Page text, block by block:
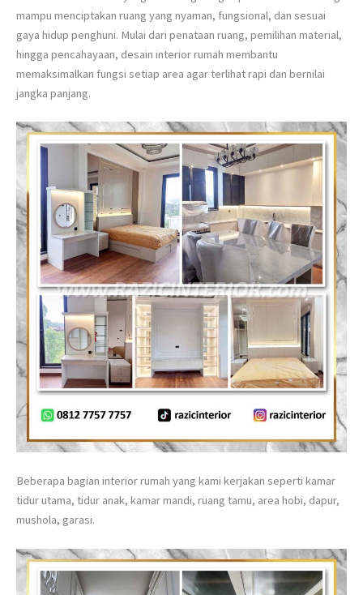
mampu menciptakan ruang yang nyaman, fungsional, dan sesuai
gaya hidup penghuni. Mulai dari penataan ruang, pemilihan material,
hingga pencahayaan, desain interior rumah membantu
memaksimalkan fungsi setiap area agar terlihat rapi dan bernilai
jangka panjang.
Beberapa bagian interior rumah yang kami kerjakan seperti kamar
tidur utama, tidur anak, kamar mandi, ruang tamu, area hobi, dapur,
mushola, garasi.